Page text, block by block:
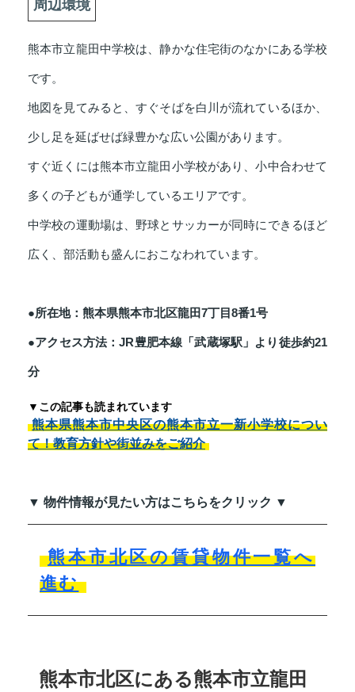
周辺環境
熊本市立龍田中学校は、静かな住宅街のなかにある学校
です。
地図を見てみると、すぐそばを白川が流れているほか、
少し足を延ばせば緑豊かな広い公園があります。
すぐ近くには熊本市立龍田小学校があり、小中合わせて
多くの子どもが通学しているエリアです。
中学校の運動場は、野球とサッカーが同時にできるほど
広く、部活動も盛んにおこなわれています。
●所在地：熊本県熊本市北区龍田7丁目8番1号
●アクセス方法：JR豊肥本線「武蔵塚駅」より徒歩約21
分
▼この記事も読まれています
熊本県熊本市中央区の熊本市立一新小学校につい
て！教育方針や街並みをご紹介
▼ 物件情報が見たい方はこちらをクリック ▼
熊本市北区の賃貸物件一覧へ
進む
熊本市北区にある熊本市立龍田